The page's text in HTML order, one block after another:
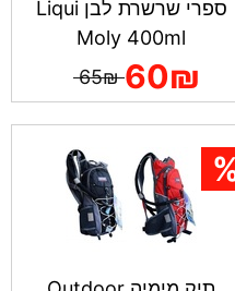
ספרי שרשרת לבן Liqui
Moly 400ml
60₪
65₪